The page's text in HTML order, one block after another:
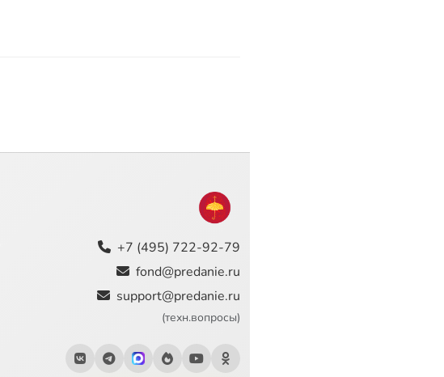
+7 (495) 722-92-79
fond@predanie.ru
support@predanie.ru
(техн.вопросы)